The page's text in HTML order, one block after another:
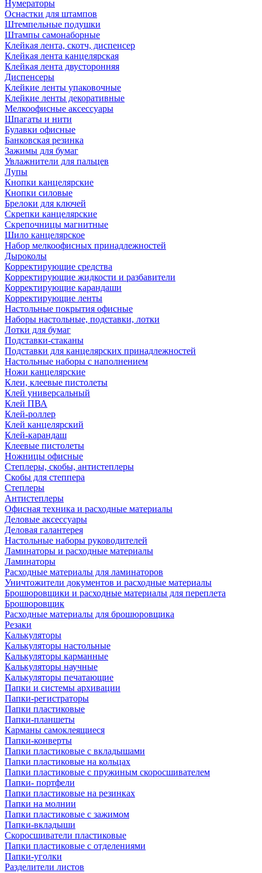
Нумераторы
Оснастки для штампов
Штемпельные подушки
Штампы самонаборные
Клейкая лента, скотч, диспенсер
Клейкая лента канцелярская
Клейкая лента двусторонняя
Диспенсеры
Клейкие ленты упаковочные
Клейкие ленты декоративные
Мелкоофисные аксессуары
Шпагаты и нити
Булавки офисные
Банковская резинка
Зажимы для бумаг
Увлажнители для пальцев
Лупы
Кнопки канцелярские
Кнопки силовые
Брелоки для ключей
Скрепки канцелярские
Скрепочницы магнитные
Шило канцелярское
Набор мелкоофисных принадлежностей
Дыроколы
Корректирующие средства
Корректирующие жидкости и разбавители
Корректирующие карандаши
Корректирующие ленты
Настольные покрытия офисные
Наборы настольные, подставки, лотки
Лотки для бумаг
Подставки-стаканы
Подставки для канцелярских принадлежностей
Настольные наборы с наполнением
Ножи канцелярские
Клеи, клеевые пистолеты
Клей универсальный
Клей ПВА
Клей-роллер
Клей канцелярский
Клей-карандаш
Клеевые пистолеты
Ножницы офисные
Степлеры, скобы, антистеплеры
Скобы для степпера
Степлеры
Антистеплеры
Офисная техника и расходные материалы
Деловые аксессуары
Деловая галантерея
Настольные наборы руководителей
Ламинаторы и расходные материалы
Ламинаторы
Расходные материалы для ламинаторов
Уничтожители документов и расходные материалы
Брошюровщики и расходные материалы для переплета
Брошюровщик
Расходные материалы для брошюровщика
Резаки
Калькуляторы
Калькуляторы настольные
Калькуляторы карманные
Калькуляторы научные
Калькуляторы печатающие
Папки и системы архивации
Папки-регистраторы
Папки пластиковые
Папки-планшеты
Карманы самоклеящиеся
Папки-конверты
Папки пластиковые с вкладышами
Папки пластиковые на кольцах
Папки пластиковые с пружиным скоросшивателем
Папки- портфели
Папки пластиковые на резинках
Папки на молнии
Папки пластиковые с зажимом
Папки-вкладыши
Скоросшиватели пластиковые
Папки пластиковые с отделениями
Папки-уголки
Разделители листов